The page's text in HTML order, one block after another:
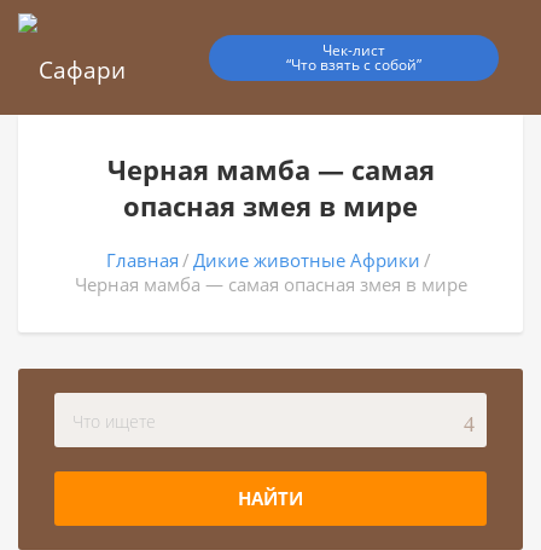
Чек-лист
“Что взять с собой”
Черная мамба — самая
опасная змея в мире
Главная
Дикие животные Африки
Черная мамба — самая опасная змея в мире
НАЙТИ